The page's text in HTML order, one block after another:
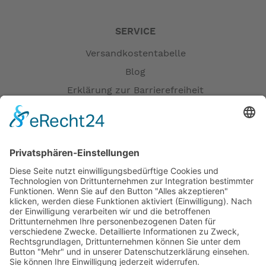
SERVICE
Versandkostentabelle
Blog
Erklärung zur Barrierefreiheit
Öffnungszeiten
Verfügbarkeit
Größenrechner (Umlaufmaß)
Datenschutz
Fernabsatz